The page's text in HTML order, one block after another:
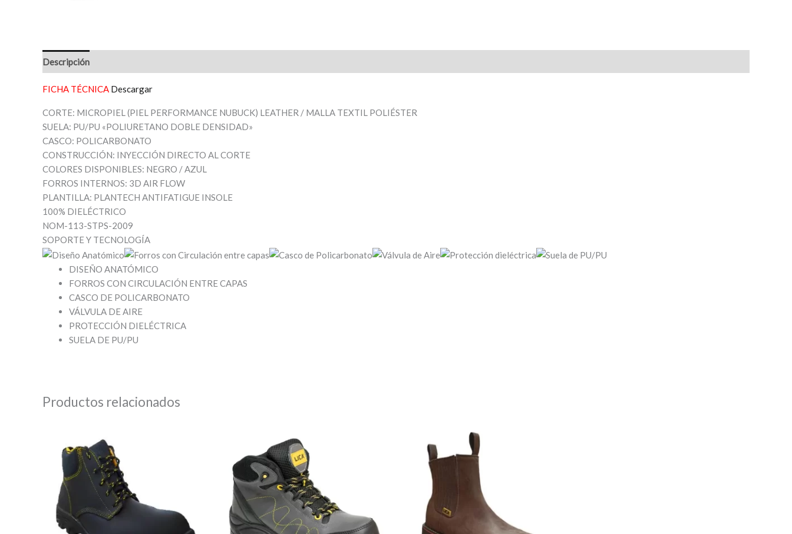
Descripción
FICHA TÉCNICA Descargar
CORTE: MICROPIEL (PIEL PERFORMANCE NUBUCK) LEATHER / MALLA TEXTIL POLIÉSTER
SUELA: PU/PU «POLIURETANO DOBLE DENSIDAD»
CASCO: POLICARBONATO
CONSTRUCCIÓN: INYECCIÓN DIRECTO AL CORTE
COLORES DISPONIBLES: NEGRO / AZUL
FORROS INTERNOS: 3D AIR FLOW
PLANTILLA: PLANTECH ANTIFATIGUE INSOLE
100% DIELÉCTRICO
NOM-113-STPS-2009
SOPORTE Y TECNOLOGÍA
DISEÑO ANATÓMICO
FORROS CON CIRCULACIÓN ENTRE CAPAS
CASCO DE POLICARBONATO
VÁLVULA DE AIRE
PROTECCIÓN DIELÉCTRICA
SUELA DE PU/PU
Productos relacionados